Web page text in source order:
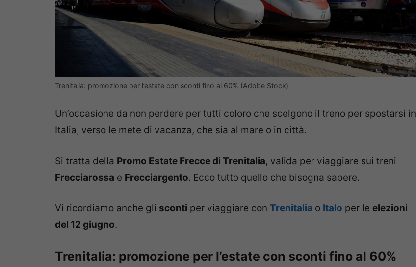
Trenitalia: promozione per l’estate con sconti fino al 60% (Adobe Stock)
Un’occasione da non perdere per tutti coloro che scelgono il treno per spostarsi in
Italia, verso le mete di vacanza, che sia al mare o in città.
Si tratta della Promo Estate Frecce di Trenitalia, valida per viaggiare sui treni
Frecciarossa e Frecciargento. Ecco tutto quello che bisogna sapere.
Vi ricordiamo anche gli sconti per viaggiare con Trenitalia o Italo per le elezioni
del 12 giugno.
Trenitalia: promozione per l’estate con sconti fino al 60%